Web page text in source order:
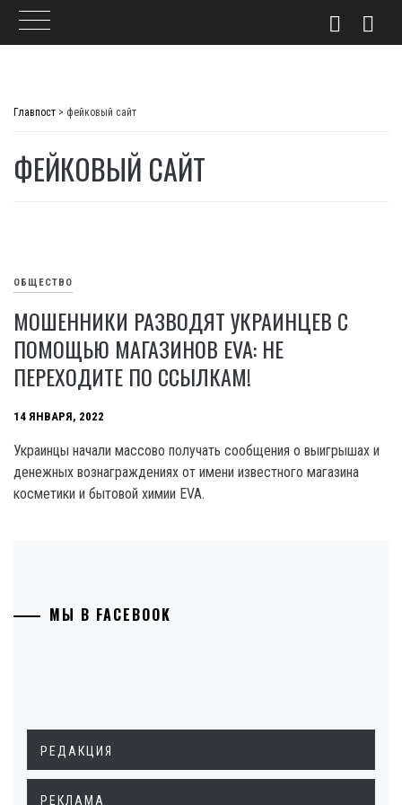
Главпост > фейковый сайт
ФЕЙКОВЫЙ САЙТ
ОБЩЕСТВО
МОШЕННИКИ РАЗВОДЯТ УКРАИНЦЕВ С
ПОМОЩЬЮ МАГАЗИНОВ EVA: НЕ
ПЕРЕХОДИТЕ ПО ССЫЛКАМ!
14 ЯНВАРЯ, 2022
Украинцы начали массово получать сообщения о выигрышах и
денежных вознаграждениях от имени известного магазина
косметики и бытовой химии EVA.
МЫ В FACEBOOK
РЕДАКЦИЯ
РЕКЛАМА